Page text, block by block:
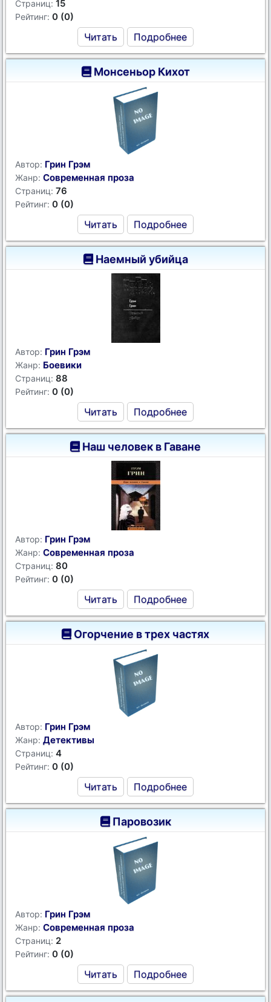
Страниц: 15
Рейтинг: 0 (0)
Читать Подробнее
Монсеньор Кихот
Автор: Грин Грэм
Жанр: Современная проза
Страниц: 76
Рейтинг: 0 (0)
Читать Подробнее
Наемный убийца
Автор: Грин Грэм
Жанр: Боевики
Страниц: 88
Рейтинг: 0 (0)
Читать Подробнее
Наш человек в Гаване
Автор: Грин Грэм
Жанр: Современная проза
Страниц: 80
Рейтинг: 0 (0)
Читать Подробнее
Огорчение в трех частях
Автор: Грин Грэм
Жанр: Детективы
Страниц: 4
Рейтинг: 0 (0)
Читать Подробнее
Паровозик
Автор: Грин Грэм
Жанр: Современная проза
Страниц: 2
Рейтинг: 0 (0)
Читать Подробнее